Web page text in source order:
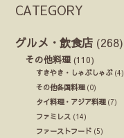
CATEGORY
グルメ・飲食店 (268)
その他料理 (110)
すきやき・しゃぶしゃぶ(4)
その他各国料理(0)
タイ料理・アジア料理(7)
ファミレス (14)
ファーストフード (5)